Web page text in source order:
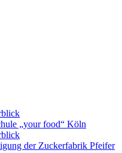
„your food“ Köln
der Zuckerfabrik Pfeifer